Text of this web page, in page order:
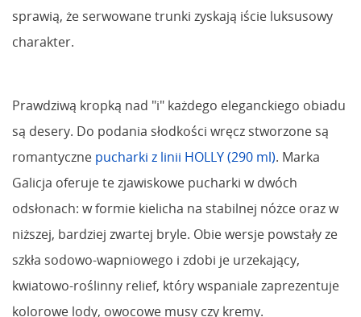
sprawią, że serwowane trunki zyskają iście luksusowy
charakter.
Prawdziwą kropką nad "i" każdego eleganckiego obiadu
są desery. Do podania słodkości wręcz stworzone są
romantyczne pucharki z linii HOLLY (290 ml). Marka
Galicja oferuje te zjawiskowe pucharki w dwóch
odsłonach: w formie kielicha na stabilnej nóżce oraz w
niższej, bardziej zwartej bryle. Obie wersje powstały ze
szkła sodowo-wapniowego i zdobi je urzekający,
kwiatowo-roślinny relief, który wspaniale zaprezentuje
kolorowe lody, owocowe musy czy kremy.